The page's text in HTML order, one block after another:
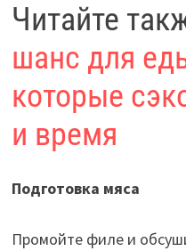
Читайте
шанс для
которые
и время
Подготовка мяса
Промойте филе и